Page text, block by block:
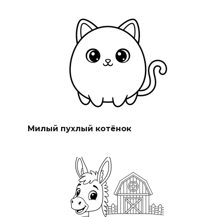
Милый пухлый котёнок